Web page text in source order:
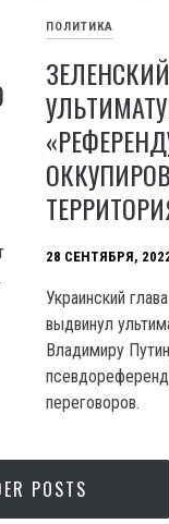
ПОЛИТИКА
28 СЕНТЯБРЯ,
Украинский
выдвинул
Владимиру
переговоров.
POSTS